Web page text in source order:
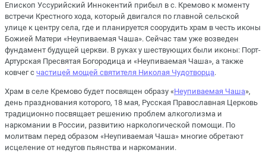
Епископ Уссурийский Иннокентий прибыл в с. Кремово к моменту
встречи Крестного хода, который двигался по главной сельской
улице к центру села, где и планируется соорудить храм в честь иконы
Божией Матери «Неупиваемая Чаша». Сейчас там уже возведен
фундамент будущей церкви. В руках у шествующих были иконы: Порт-
Артурская Пресвятая Богородица и «Неупиваемая Чаша», а также
ковчег с частицей мощей святителя Николая Чудотворца.
Храм в селе Кремово будет посвящен образу «Неупиваемая Чаша»,
день празднования которого, 18 мая, Русская Православная Церковь
традиционно посвящает решению проблем алкоголизма и
наркомании в России, развитию наркологической помощи. По
молитвам перед образом «Неупиваемая Чаша» многие обретают
исцеление от недугов пьянства и наркомании.